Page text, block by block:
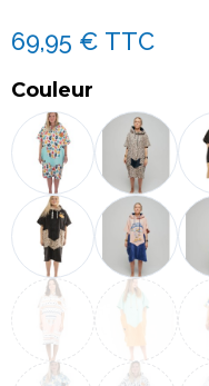
69,95 € TTC
Couleur